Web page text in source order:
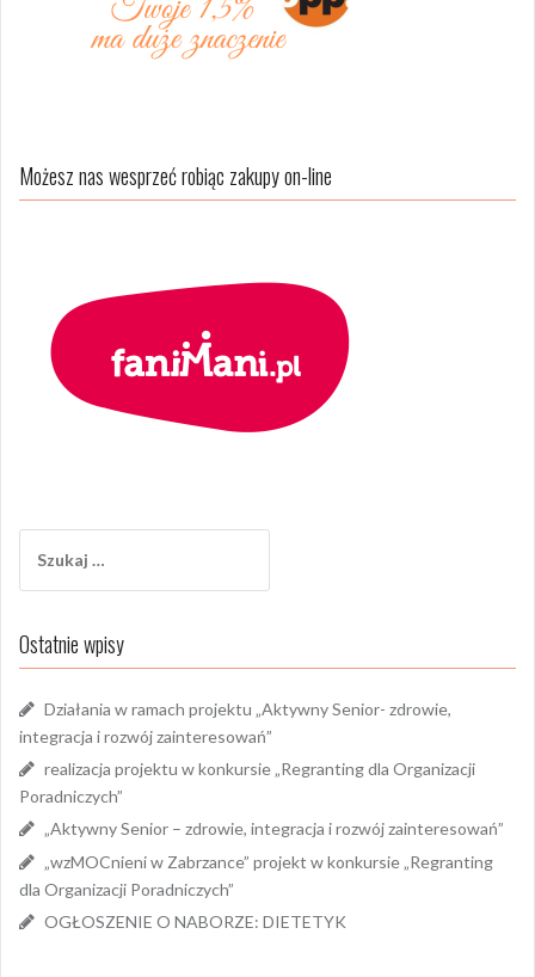
Możesz nas wesprzeć robiąc zakupy on-line
Ostatnie wpisy
Działania w ramach projektu „Aktywny Senior- zdrowie,
integracja i rozwój zainteresowań”
realizacja projektu w konkursie „Regranting dla Organizacji
Poradniczych”
„Aktywny Senior – zdrowie, integracja i rozwój zainteresowań”
„wzMOCnieni w Zabrzance” projekt w konkursie „Regranting
dla Organizacji Poradniczych”
OGŁOSZENIE O NABORZE: DIETETYK